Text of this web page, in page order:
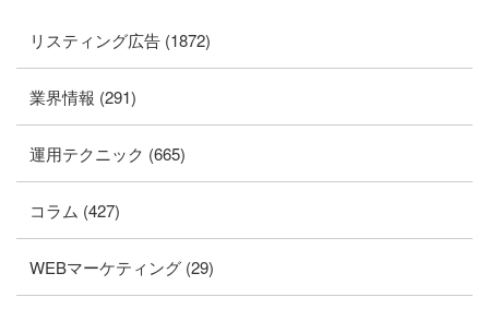
リスティング広告 (1872)
業界情報 (291)
運用テクニック (665)
コラム (427)
WEBマーケティング (29)